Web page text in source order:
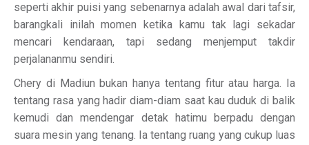
seperti akhir puisi yang sebenarnya adalah awal dari tafsir,
barangkali inilah momen ketika kamu tak lagi sekadar
mencari kendaraan, tapi sedang menjemput takdir
perjalananmu sendiri.
Chery di Madiun bukan hanya tentang fitur atau harga. Ia
tentang rasa yang hadir diam-diam saat kau duduk di balik
kemudi dan mendengar detak hatimu berpadu dengan
suara mesin yang tenang. Ia tentang ruang yang cukup luas